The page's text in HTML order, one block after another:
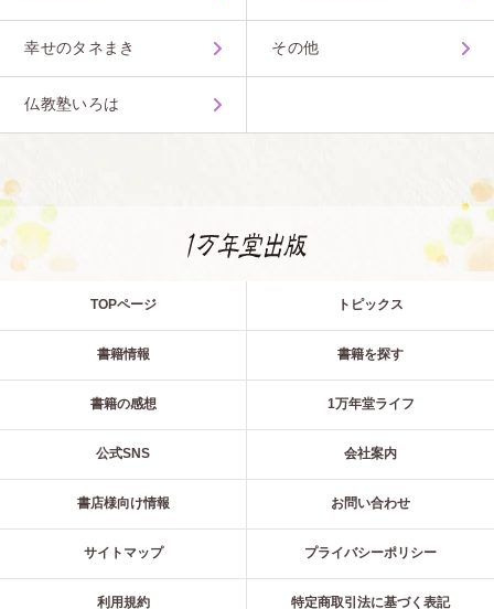
幸せのタネまき その他
仏教塾いろは
TOPページ トピックス
書籍情報 書籍を探す
書籍の感想 1万年堂ライフ
公式SNS 会社案内
書店様向け情報 お問い合わせ
サイトマップ プライバシーポリシー
利用規約 特定商取引法に基づく表記